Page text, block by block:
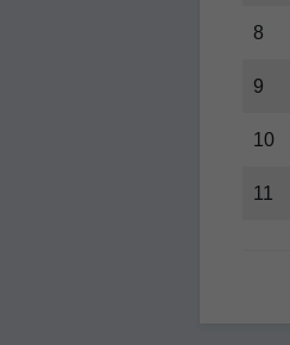
8
9
10
11